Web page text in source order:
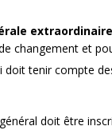
extraordinaire
changement et
doit tenir compte
doit être